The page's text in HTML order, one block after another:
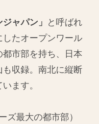
ジャパン」
と呼ばれ
たオープンワール
都市部を持ち、日本
も収録。南北に縦断
ます。
ズ最大の都市部）